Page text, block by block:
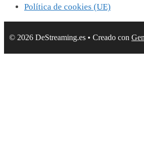
Política de cookies (UE)
© 2026 DeStreaming.es • Creado con